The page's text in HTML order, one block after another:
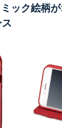
ック絵柄